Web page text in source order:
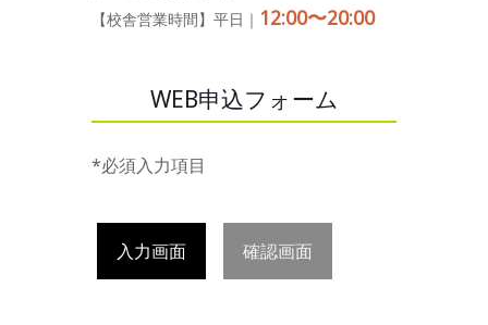
【校舎営業時間】平日｜ 12:00〜20:00
WEB申込フォーム
*必須入力項目
入力画面 確認画面